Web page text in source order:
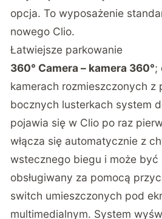
opcja. To wyposażenie
nowego Clio.
Łatwiejsze parkowanie
360° Camera – kamera 360°;
kamerach rozmieszczonych z
bocznych lusterkach system
pojawia się w Clio po raz
włącza się automatycznie z
wstecznego biegu i może być
obsługiwany za pomocą
switch umieszczonych pod
multimedialnym. System